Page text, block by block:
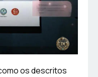
os descritos